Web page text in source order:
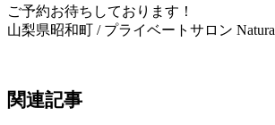
ご予約お待ちしております！
山梨県昭和町 / プライベートサロン Natura
関連記事